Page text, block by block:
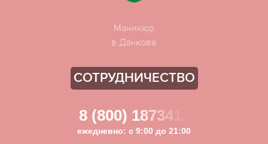
Маникюр
в Данкове
СОТРУДНИЧЕСТВО
8 (800) 1873411
ежедневно: с 9:00 до 21:00